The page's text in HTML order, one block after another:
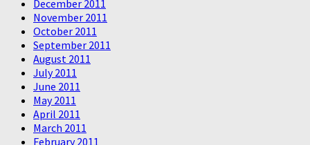
December 2011
November 2011
October 2011
September 2011
August 2011
July 2011
June 2011
May 2011
April 2011
March 2011
February 2011